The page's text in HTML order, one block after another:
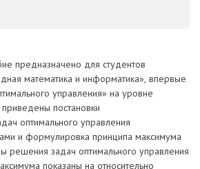
предназначено для студентов
математика и информатика», впервые
управления» на уровне
постановки
оптимального управления
и формулировка принципа максимума
решения задач оптимального управления
показаны на относительно